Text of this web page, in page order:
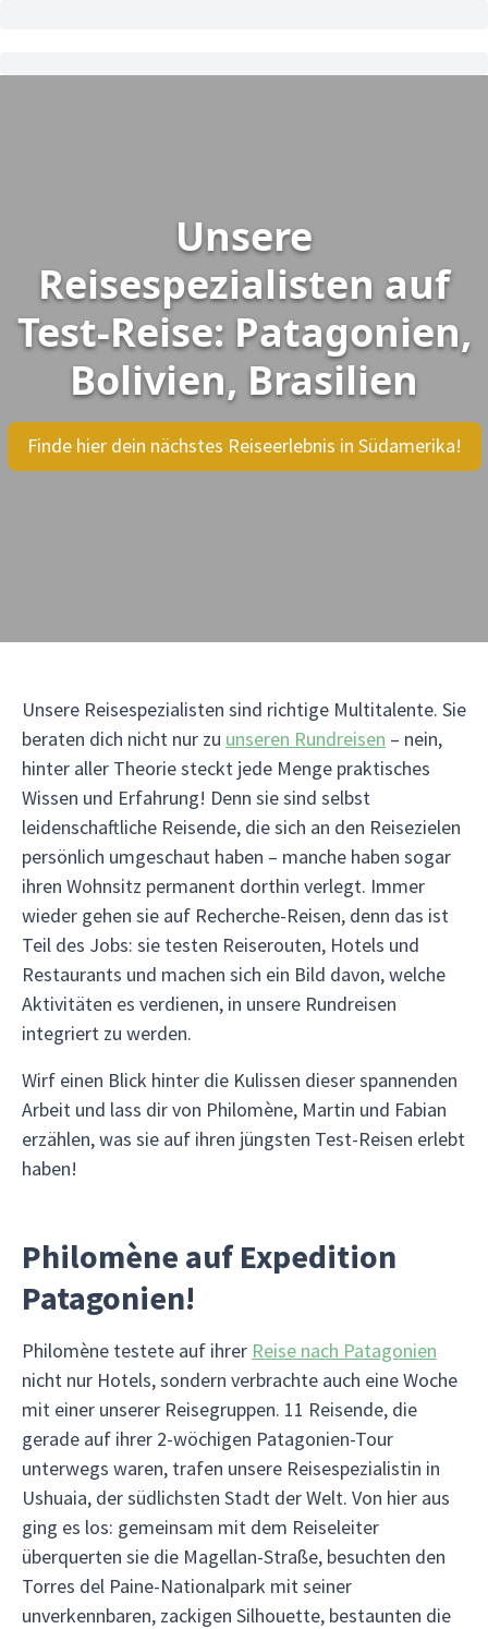
Unsere
Reisespezialisten auf
Test-Reise: Patagonien,
Bolivien, Brasilien
Finde hier dein nächstes Reiseerlebnis in Südamerika!
Unsere Reisespezialisten sind richtige Multitalente. Sie
beraten dich nicht nur zu unseren Rundreisen – nein,
hinter aller Theorie steckt jede Menge praktisches
Wissen und Erfahrung! Denn sie sind selbst
leidenschaftliche Reisende, die sich an den Reisezielen
persönlich umgeschaut haben – manche haben sogar
ihren Wohnsitz permanent dorthin verlegt. Immer
wieder gehen sie auf Recherche-Reisen, denn das ist
Teil des Jobs: sie testen Reiserouten, Hotels und
Restaurants und machen sich ein Bild davon, welche
Aktivitäten es verdienen, in unsere Rundreisen
integriert zu werden.
Wirf einen Blick hinter die Kulissen dieser spannenden
Arbeit und lass dir von Philomène, Martin und Fabian
erzählen, was sie auf ihren jüngsten Test-Reisen erlebt
haben!
Philomène auf Expedition
Patagonien!
Philomène testete auf ihrer Reise nach Patagonien
nicht nur Hotels, sondern verbrachte auch eine Woche
mit einer unserer Reisegruppen. 11 Reisende, die
gerade auf ihrer 2-wöchigen Patagonien-Tour
unterwegs waren, trafen unsere Reisespezialistin in
Ushuaia, der südlichsten Stadt der Welt. Von hier aus
ging es los: gemeinsam mit dem Reiseleiter
überquerten sie die Magellan-Straße, besuchten den
Torres del Paine-Nationalpark mit seiner
unverkennbaren, zackigen Silhouette, bestaunten die